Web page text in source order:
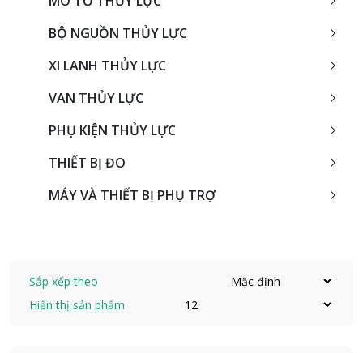
BỘ NGUỒN THỦY LỰC
XI LANH THỦY LỰC
VAN THỦY LỰC
PHỤ KIỆN THỦY LỰC
THIẾT BỊ ĐO
MÁY VÀ THIẾT BỊ PHỤ TRỢ
Sắp xếp theo
Hiển thị sản phẩm